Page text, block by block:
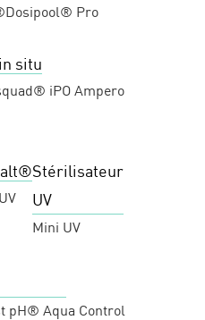
Dosipool® Pro
situ
iPO Ampero
Stérilisateur
UV
Mini UV
pH® Aqua Control